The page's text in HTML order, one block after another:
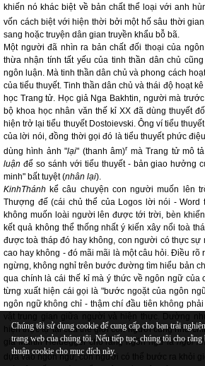
khiến nó khác biệt về bản chất thể loại với anh
vốn cách biệt với hiện thời bởi một hố sâu thời
sang hoặc truyện dân gian truyền khẩu bỗ bã.
Một người đã nhìn ra bản chất đối thoại của
thừa nhận tính tất yếu của tinh thần dân chủ
ngôn luận. Mà tinh thần dân chủ và phong cách
của tiểu thuyết. Tinh thần dân chủ và thái độ hoạt
học Trang tử. Học giả Nga Bakhtin, người mà
bộ khoa học nhân văn thế kỉ XX đã dùng thuyết
hiện trở lại tiểu thuyết Dostoievski. Ông ví tiểu
của lời nói, đồng thời gọi đó là tiểu thuyết phức
dùng hình ảnh "lại" (thanh âm)r mà Trang tử mô
luận để so sánh với tiểu thuyết - bản giao hưởng
minh" bất tuyệt (nhân lại).
KinhThánh kể câu chuyện con người muốn lên
Thượng đế (cái chủ thể của Logos lời nói - Word
không muốn loài người lên được tới trời, bèn
kết quả không thể thống nhất ý kiến xây nổi toà
được toà tháp đó hay không, con người có thực sự
cao hay không - đó mãi mãi là một câu hỏi. Điều rõ
ngừng, không nghỉ trên bước đường tìm hiểu bản
qua chính là cái thế kỉ mà ý thức về ngôn ngữ của
từng xuất hiện cái gọi là "bước ngoặt của ngôn
ngôn ngữ không chỉ - thậm chí đầu tiên không
vật trung gian giữa người và hiện thực. Dường
hiện thực tự tại của thế giới con người cũng như
gia Martin Heidegger cho rằng ngôn ngữ làngôi
dựa vào ngôn ngữ, con người có thể bước ra khỏi
Chúng tôi sử dụng cookie để cung cấp cho bạn trải
trang web của chúng tôi. Nếu tiếp tục, chúng tôi cho rằng
thuận cookie cho mục đích này.